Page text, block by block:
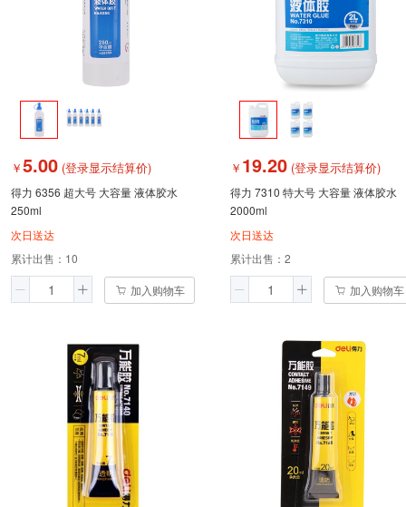
￥5.00 (登录显示结算价)
得力 6356 超大号 大容量 液体胶水
250ml
次日送达
累计出售： 10
加入购物车
￥ 19.20 (登录显示结算价)
得力 7310 特大号 大容量 液体胶水
2000ml
次日送达
累计出售： 2
加入购物车